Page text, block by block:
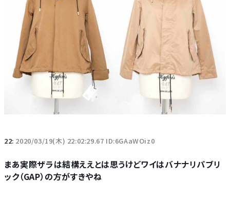
22: 2020/03/19(木) 22:02:29.67 ID:6GAaWOiz0
まあ実際ザラは結構ええとは思うけどワイはバナナリパブリ
ック（GAP）の方がすきやね